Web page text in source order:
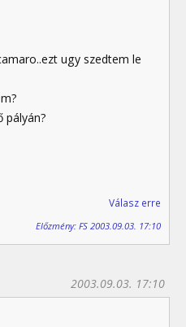
ugy szedtem le
pályán?
Válasz erre
Előzmény: FS 2003.09.03. 17:10
2003.09.03. 17:10